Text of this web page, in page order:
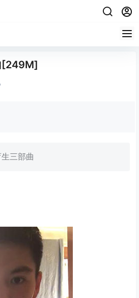
[249M]
三部曲